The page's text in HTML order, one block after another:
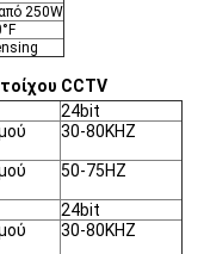
250W
CCTV
24bit
30-80KHZ
50-75HZ
24bit
30-80KHZ